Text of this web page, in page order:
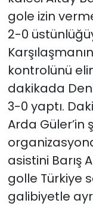
gole izin
2-0
kontrolünü
dakikada
3-0 yaptı.
Arda Güler’in
asistini Barış
golle Türkiye
galibiyetle